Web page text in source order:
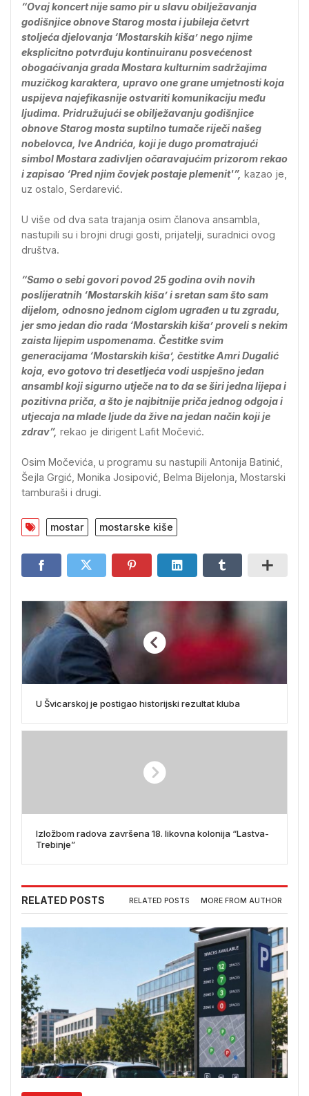
“Ovaj koncert nije samo pir u slavu obilježavanja
godišnjice obnove Starog mosta i jubileja četvrt
stoljeća djelovanja ‘Mostarskih kiša’ nego njime
eksplicitno potvrđuju kontinuiranu posvećenost
obogaćivanja grada Mostara kulturnim sadržajima
muzičkog karaktera, upravo one grane umjetnosti koja
uspijeva najefikasnije ostvariti komunikaciju među
ljudima. Pridružujući se obilježavanju godišnjice
obnove Starog mosta suptilno tumače riječi našeg
nobelovca, Ive Andrića, koji je dugo promatrajući
simbol Mostara zadivljen očaravajućim prizorom rekao
i zapisao ‘Pred njim čovjek postaje plemenit'”, kazao je,
uz ostalo, Serdarević.
U više od dva sata trajanja osim članova ansambla,
nastupili su i brojni drugi gosti, prijatelji, suradnici ovog
društva.
“Samo o sebi govori povod 25 godina ovih novih
poslijeratnih ‘Mostarskih kiša’ i sretan sam što sam
dijelom, odnosno jednom ciglom ugrađen u tu zgradu,
jer smo jedan dio rada ‘Mostarskih kiša’ proveli s nekim
zaista lijepim uspomenama. Čestitke svim
generacijama ‘Mostarskih kiša’, čestitke Amri Dugalić
koja, evo gotovo tri desetljeća vodi uspješno jedan
ansambl koji sigurno utječe na to da se širi jedna lijepa i
pozitivna priča, a što je najbitnije priča jednog odgoja i
utjecaja na mlade ljude da žive na jedan način koji je
zdrav”, rekao je dirigent Lafit Močević.
Osim Močevića, u programu su nastupili Antonija Batinić,
Šejla Grgić, Monika Josipović, Belma Bijelonja, Mostarski
tamburaši i drugi.
mostar mostarske kiše
U Švicarskoj je postigao historijski rezultat kluba
Izložbom radova završena 18. likovna kolonija “Lastva-
Trebinje”
RELATED POSTS RELATED POSTS MORE FROM AUTHOR